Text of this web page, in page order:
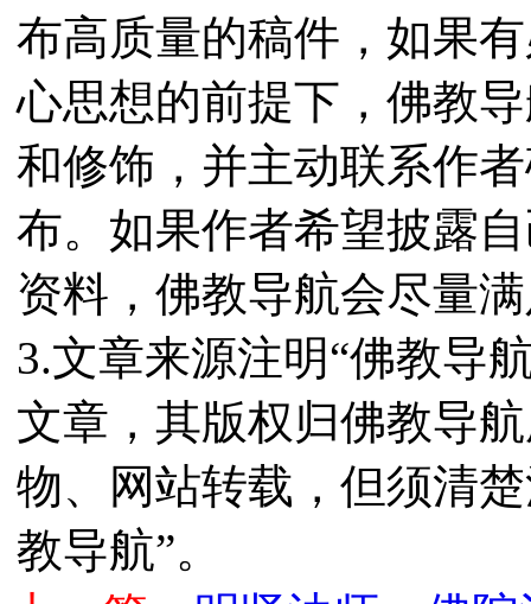
布高质量的稿件，如果
心思想的前提下，佛教
和修饰，并主动联系作
布。如果作者希望披露
资料，佛教导航会尽量
3.文章来源注明“佛教导
文章，其版权归佛教导
物、网站转载，但须清
教导航”。